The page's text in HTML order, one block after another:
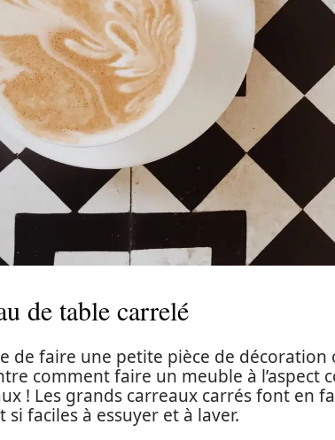
de table carrelé
de faire une petite pièce de décoration
comment faire un meuble à l’aspect
! Les grands carreaux carrés font en
si faciles à essuyer et à laver.